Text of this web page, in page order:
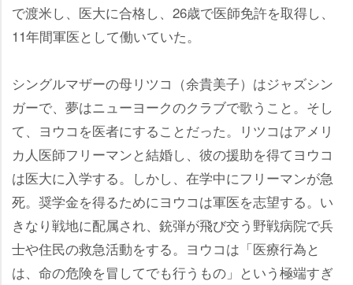
で渡米し、医大に合格し、26歳で医師免許を取得し、
11年間軍医として働いていた。
シングルマザーの母リツコ（余貴美子）はジャズシン
ガーで、夢はニューヨークのクラブで歌うこと。そし
て、ヨウコを医者にすることだった。リツコはアメリ
カ人医師フリーマンと結婚し、彼の援助を得てヨウコ
は医大に入学する。しかし、在学中にフリーマンが急
死。奨学金を得るためにヨウコは軍医を志望する。い
きなり戦地に配属され、銃弾が飛び交う野戦病院で兵
士や住民の救急活動をする。ヨウコは「医療行為と
は、命の危険を冒してでも行うもの」という極端すぎ